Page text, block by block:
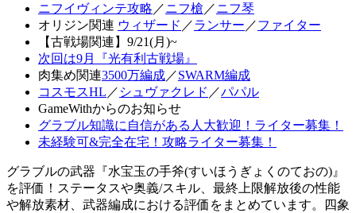
ニフイヴィンテ攻略 ／ニフ槍 ／ニフ琴
オリジン関連 ウィザード ／ランサー ／ファイター
【古戦場関連】9/21(月)~
次回は9月『光有利古戦場』
肉集め関連3500万編成／SWARM編成
コスモスHL ／ シュヴァクレド ／パパル
GameWithからのお知らせ
グラブル知識に自信がある人大歓迎！ライター募集！
未経験可&完全在宅！攻略ライター募集！
グラブルの武器『水宝玉の手斧(すいほうぎょくのておの)』
を評価！ステータスや奥義/スキル、最終上限解放後の性能
や解放素材、武器編成における評価をまとめています。四象